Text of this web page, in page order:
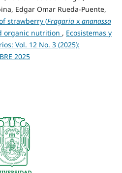
Edgar Omar Rueda-Puente,
strawberry (Fragariax ananassa
organic nutrition , Ecosistemas y
Vol. 12 No. 3 (2025):
2025